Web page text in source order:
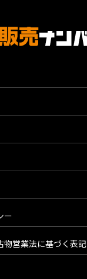
ー
物営業法に基づく表記